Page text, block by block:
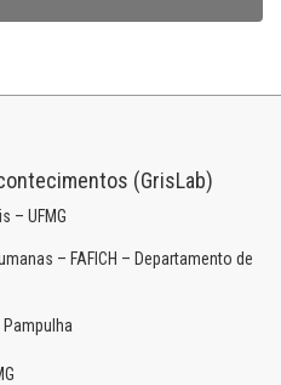
(GrisLab)
– UFMG
– FAFICH – Departamento de